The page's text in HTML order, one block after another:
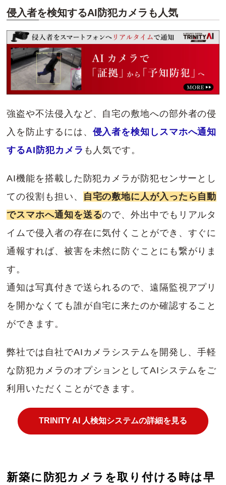
侵入者を検知するAI防犯カメラも人気
強盗や不法侵入など、自宅の敷地への部外者の侵
入を防止するには、 侵入者を検知しスマホへ通知
するAI防犯カメラ も人気です。
AI機能を搭載した防犯カメラが防犯センサーとし
ての役割も担い、
自宅の敷地に人が入ったら自動
でスマホへ通知を送るので、外出中でもリアルタ
イムで侵入者の存在に気付くことができ、すぐに
通報すれば、被害を未然に防ぐことにも繋がりま
す。
通知は写真付きで送られるので、遠隔監視アプリ
を開かなくても誰が自宅に来たのか確認すること
ができます。
弊社では自社でAIカメラシステムを開発し、手軽
な防犯カメラのオプションとしてAIシステムをご
利用いただくことができます。
TRINITY AI 人検知システムの詳細を見る
新築に防犯カメラを取り付ける時は早